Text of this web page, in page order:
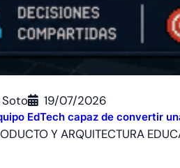
19/07/2026
EdTech capaz de convertir
Y ARQUITECTURA